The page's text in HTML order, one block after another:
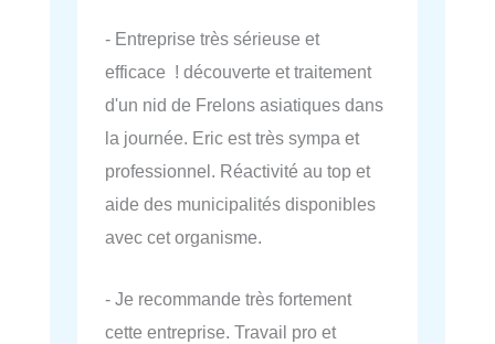
- Entreprise très sérieuse et
efficace ! découverte et traitement
d'un nid de Frelons asiatiques dans
la journée. Eric est très sympa et
professionnel. Réactivité au top et
aide des municipalités disponibles
avec cet organisme.
- Je recommande très fortement
cette entreprise. Travail pro et